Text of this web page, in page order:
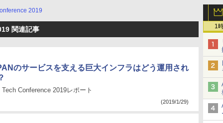
1
2019
関連記事
のサービスを支える巨大インフラはどう運用され
Conference 2019レポート
(2019/1/29)